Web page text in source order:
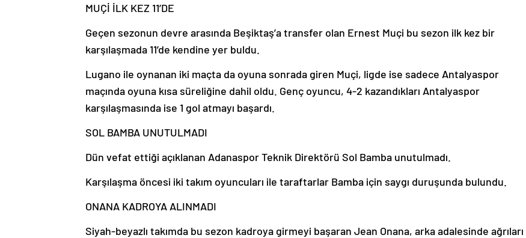
MUÇİ İLK KEZ 11’DE
Geçen sezonun devre arasında Beşiktaş’a transfer olan Ernest Muçi bu sezon ilk kez bir
karşılaşmada 11’de kendine yer buldu.
Lugano ile oynanan iki maçta da oyuna sonrada giren Muçi, ligde ise sadece Antalyaspor
maçında oyuna kısa süreliğine dahil oldu. Genç oyuncu, 4-2 kazandıkları Antalyaspor
karşılaşmasında ise 1 gol atmayı başardı.
SOL BAMBA UNUTULMADI
Dün vefat ettiği açıklanan Adanaspor Teknik Direktörü Sol Bamba unutulmadı.
Karşılaşma öncesi iki takım oyuncuları ile taraftarlar Bamba için saygı duruşunda bulundu.
ONANA KADROYA ALINMADI
Siyah-beyazlı takımda bu sezon kadroya girmeyi başaran Jean Onana, arka adalesinde ağrıları